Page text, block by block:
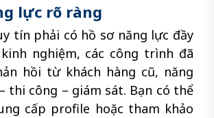
lực rõ ràng
tín phải có hồ sơ năng lực đầy
nghiệm, các công trình đã
hồi từ khách hàng cũ, năng
thi công – giám sát. Bạn có thể
cấp profile hoặc tham khảo